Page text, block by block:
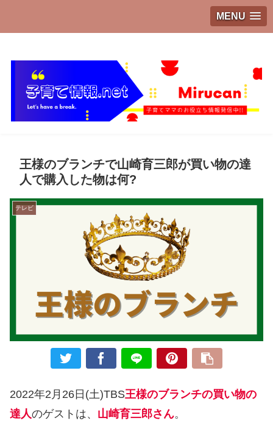
MENU
王様のブランチで山崎育三郎が買い物の達
人で購入した物は何?
テレビ
2022年2月26日(土)TBS王様のブランチの買い物の
達人のゲストは、 山崎育三郎さん。